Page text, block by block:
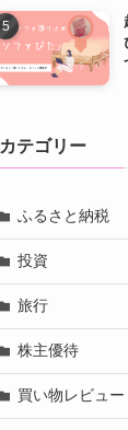
カテゴリー
ふるさと納税
投資
旅行
株主優待
買い物レビュー